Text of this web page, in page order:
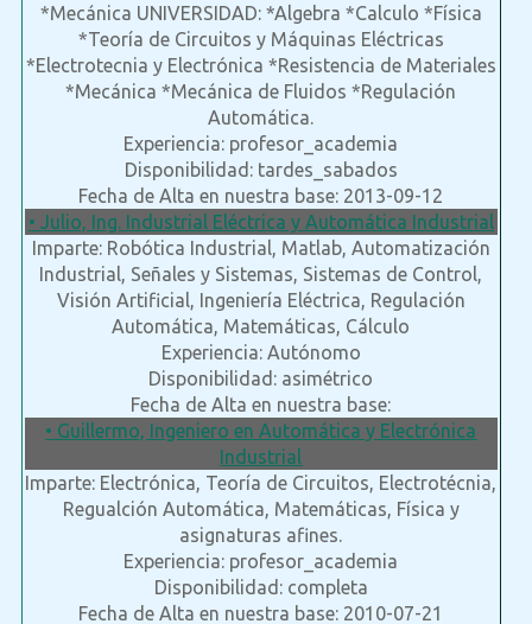
*Mecánica UNIVERSIDAD: *Algebra *Calculo *Física
*Teoría de Circuitos y Máquinas Eléctricas
*Electrotecnia y Electrónica *Resistencia de Materiales
*Mecánica *Mecánica de Fluidos *Regulación
Automática.
Experiencia: profesor_academia
Disponibilidad: tardes_sabados
Fecha de Alta en nuestra base: 2013-09-12
• Julio, Ing. Industrial Eléctrica y Automática Industrial
Imparte: Robótica Industrial, Matlab, Automatización
Industrial, Señales y Sistemas, Sistemas de Control,
Visión Artificial, Ingeniería Eléctrica, Regulación
Automática, Matemáticas, Cálculo
Experiencia: Autónomo
Disponibilidad: asimétrico
Fecha de Alta en nuestra base:
• Guillermo, Ingeniero en Automática y Electrónica
Industrial
Imparte: Electrónica, Teoría de Circuitos, Electrotécnia,
Regualción Automática, Matemáticas, Física y
asignaturas afines.
Experiencia: profesor_academia
Disponibilidad: completa
Fecha de Alta en nuestra base: 2010-07-21